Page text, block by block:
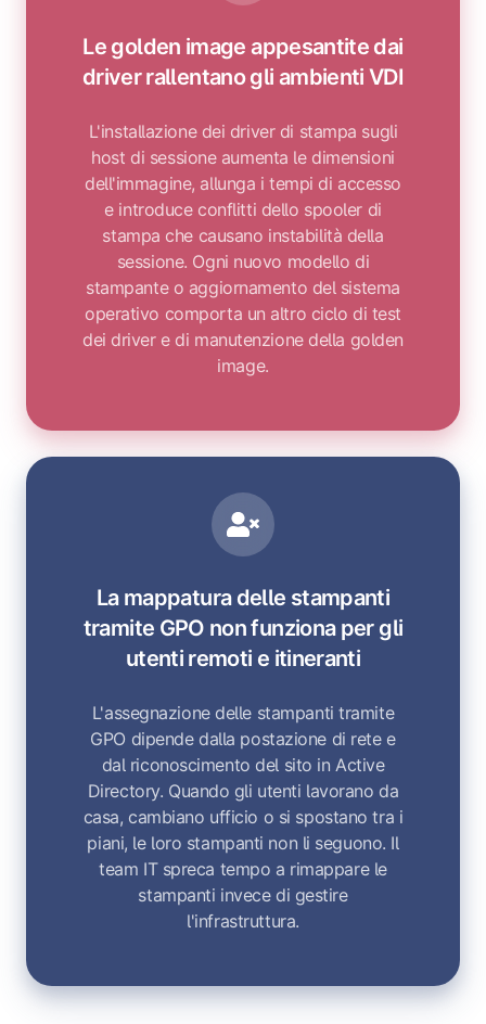
Le golden image appesantite dai
driver rallentano gli ambienti VDI
L'installazione dei driver di stampa sugli
host di sessione aumenta le dimensioni
dell'immagine, allunga i tempi di accesso
e introduce conflitti dello spooler di
stampa che causano instabilità della
sessione. Ogni nuovo modello di
stampante o aggiornamento del sistema
operativo comporta un altro ciclo di test
dei driver e di manutenzione della golden
image.
La mappatura delle stampanti
tramite GPO non funziona per gli
utenti remoti e itineranti
L'assegnazione delle stampanti tramite
GPO dipende dalla postazione di rete e
dal riconoscimento del sito in Active
Directory. Quando gli utenti lavorano da
casa, cambiano ufficio o si spostano tra i
piani, le loro stampanti non li seguono. Il
team IT spreca tempo a rimappare le
stampanti invece di gestire
l'infrastruttura.